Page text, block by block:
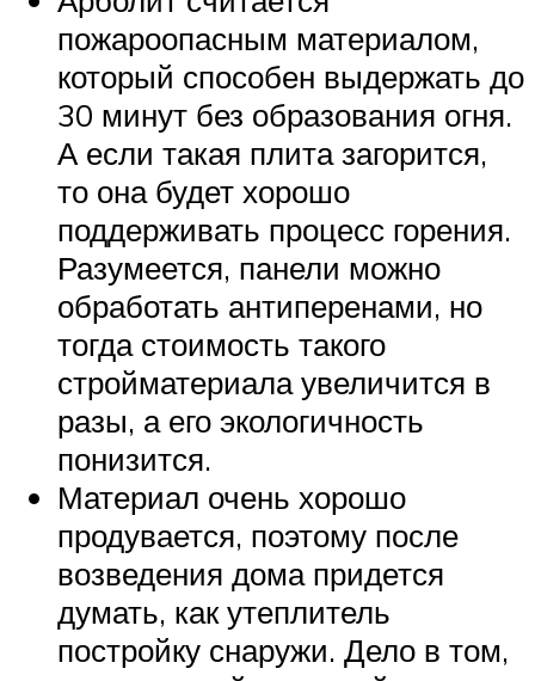
пожароопасным материалом,
который способен выдержать до
30 минут без образования огня.
А если такая плита загорится,
то она будет хорошо
поддерживать процесс горения.
Разумеется, панели можно
обработать антиперенами, но
тогда стоимость такого
стройматериала увеличится в
разы, а его экологичность
понизится.
Материал очень хорошо
продувается, поэтому после
возведения дома придется
думать, как утеплитель
постройку снаружи. Дело в том,